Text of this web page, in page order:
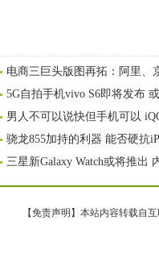
电商三巨头版图再拓：阿里、
5G自拍手机vivo S6即将发布
男人不可以说快但手机可以
骁龙855加持的利器 能否硬抗
三星新Galaxy Watch或将推出
【免责声明】本站内容转载自